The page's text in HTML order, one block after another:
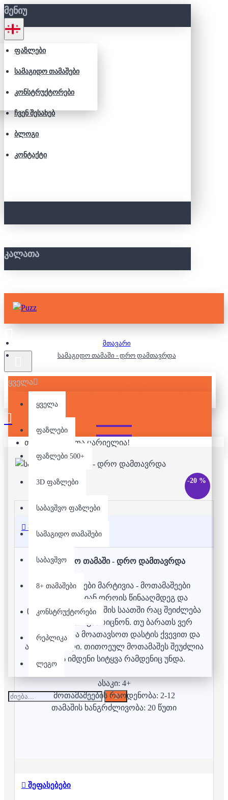
ᲛᲔᲜᲘᲣ
ᲤᲐᲖᲚᲔᲑᲘ
ᲡᲐᲛᲐᲒᲘᲓᲝ ᲗᲐᲛᲐᲨᲔᲑᲘ
ᲙᲝᲜᲡᲢᲠᲣᲥᲢᲝᲠᲔᲑᲘ
ᲩᲕᲔᲜ ᲨᲔᲡᲐᲮᲔᲑ
ᲑᲚᲝᲒᲘ
ᲙᲝᲜᲢᲐᲥᲢᲘ
ᲙᲐᲚᲐᲗᲐ
ყველა
ყველა
ფაზლები
ფაზლები 500+
3D ფაზლები
საბავშვო ფაზლები
სამაგიდო თამაშები
საბავშვო
8+ თამაშები
კონსტრუქტორები
რეპლიკა
ლეგო
თქვენი კალათა ცარიელია!
მთავარი
სამაგიდო თამაში - დრო დამთავრდა
ᲡᲐᲛᲐᲒᲘᲓᲝ ᲗᲐᲛᲐᲨᲘ - ᲓᲠᲝ
-20 %
აღწერა
სამაგიდო თამაში - დრო დამთავრდა
თამაშის წესები მარტივია - მოთამაშეები
ერთიანდებიან დროის წინააღმდეგ და
ცდილობენ ერთ ქვიშის საათში რაც შეიძლება
მეტი ბარათი გამოიცნონ. თუ ბარათს ვერ
იცნობთ უნდა მოათავსოთ დასტის ქვევით და
აიღოთ ახალი. თითოეულ მოთამაშეს შეუძლია
თქვას იმდენი სიტყვა რამდენიც უნდა.
ასაკი: 4+
მოთამაშეების რაოდენობა: 2-12
თამაშის ხანგრძლივობა: 20 წუთი
შეფასებები